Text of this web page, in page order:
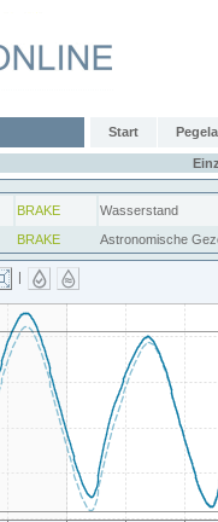
Start
BRAKE Wasserstand
BRAKE Astronomische
|